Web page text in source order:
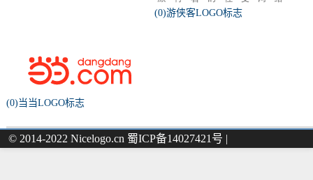
(0)游侠客LOGO标志
(0)当当LOGO标志
© 2014-2022 Nicelogo.cn 蜀ICP备14027421号 |